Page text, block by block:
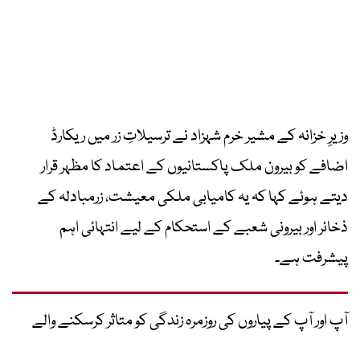
وزیرِ خزانہ کے مشیر خرم شہزاد نے ترسیلاتِ زر میں ریکارڈ
اضافے کو بیرون ملک پاکستانیوں کے اعتماد کا مظہر قرار
دیتے ہوئے کہا کہ یہ کامیابی ملکی معیشت، زرمبادلہ کے
ذخائر اور بیرونی شعبے کے استحکام کے لیے انتہائی اہم
پیشرفت ہے۔
آپ اور آپ کے پیاروں کی روزمرہ زندگی کو متاثر کرسکنے والے